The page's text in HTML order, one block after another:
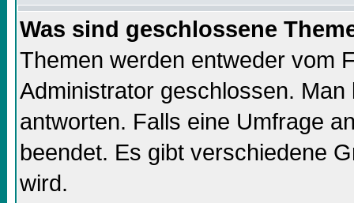
Was sind geschlossene
Themen werden entweder vom
Administrator geschlossen.
antworten. Falls eine Umfrage
beendet. Es gibt verschiedene
wird.